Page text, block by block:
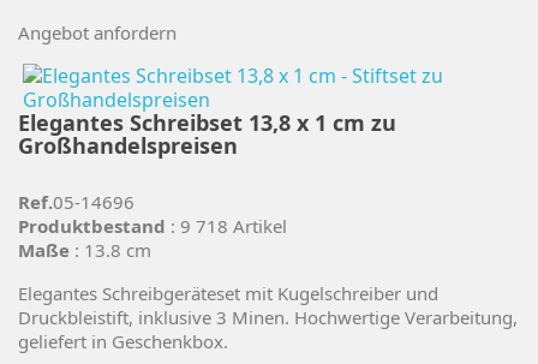
Angebot anfordern
Elegantes Schreibset 13,8 x 1 cm zu
Großhandelspreisen
Ref.05-14696
Produktbestand : 9 718 Artikel
Maße : 13.8 cm
Elegantes Schreibgeräteset mit Kugelschreiber und
Druckbleistift, inklusive 3 Minen. Hochwertige Verarbeitung,
geliefert in Geschenkbox.